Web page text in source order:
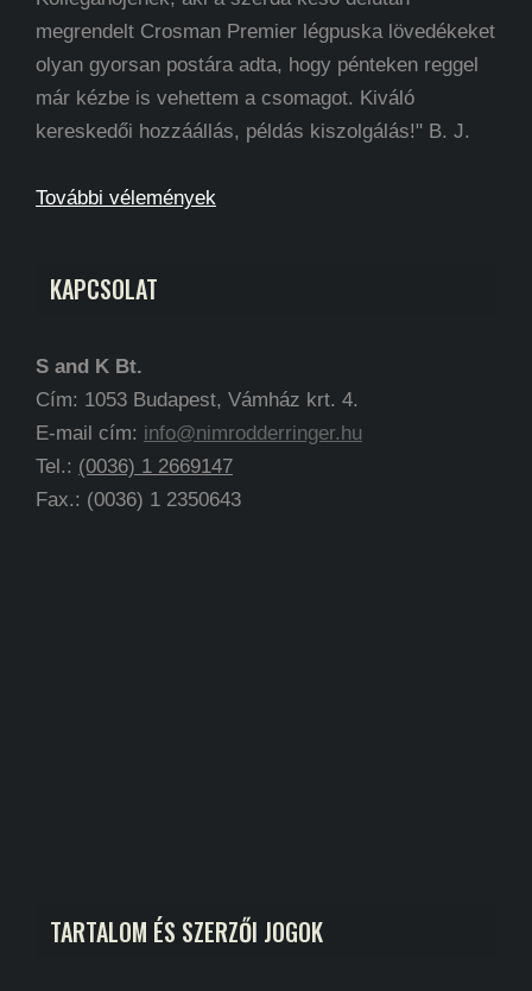
megrendelt Crosman Premier légpuska lövedékeket
olyan gyorsan postára adta, hogy pénteken reggel
már kézbe is vehettem a csomagot. Kiváló
kereskedői hozzáállás, példás kiszolgálás!" B. J.
További vélemények
KAPCSOLAT
S and K Bt.
Cím: 1053 Budapest, Vámház krt. 4.
E-mail cím: info@nimrodderringer.hu
Tel.: (0036) 1 2669147
Fax.: (0036) 1 2350643
TARTALOM ÉS SZERZŐI JOGOK